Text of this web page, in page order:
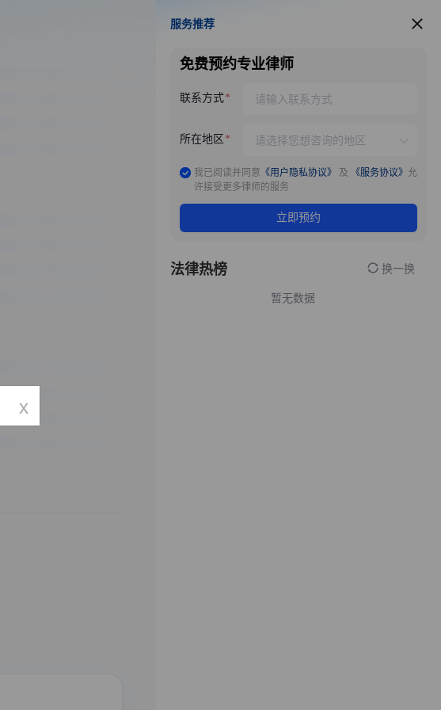
服务推荐
服务推荐
免费预约专业律师
联系方式
所在地区
我已阅读并同意 《用户隐私协议》 及 《服务协议》 允
许接受更多律师的服务
立即预约
法律热榜 换一换
暂无数据
x